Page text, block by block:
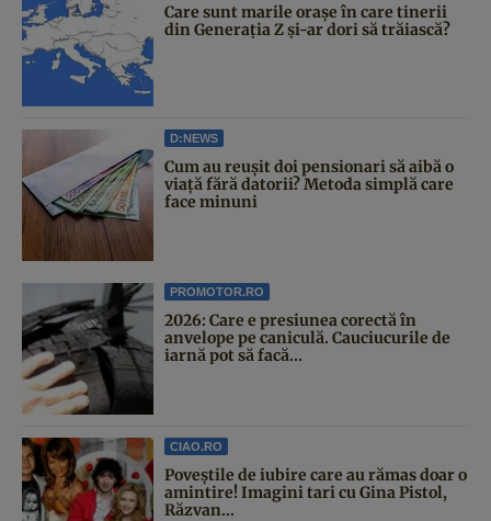
Care sunt marile orașe în care tinerii
din Generația Z și-ar dori să trăiască?
D:NEWS
Cum au reușit doi pensionari să aibă o
viață fără datorii? Metoda simplă care
face minuni
PROMOTOR.RO
2026: Care e presiunea corectă în
anvelope pe caniculă. Cauciucurile de
iarnă pot să facă...
CIAO.RO
Poveştile de iubire care au rămas doar o
amintire! Imagini tari cu Gina Pistol,
Răzvan...